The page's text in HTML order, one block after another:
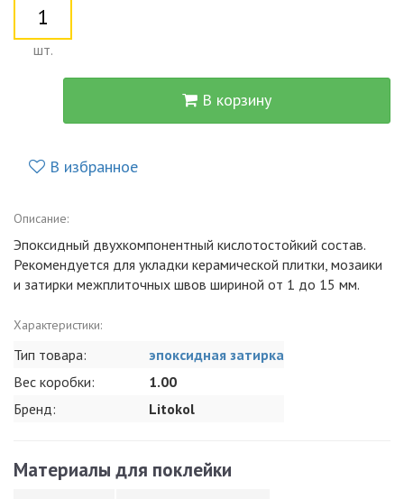
шт.
В корзину
В избранное
Описание:
Эпоксидный двухкомпонентный кислотостойкий состав.
Рекомендуется для укладки керамической плитки, мозаики
и затирки межплиточных швов шириной от 1 до 15 мм.
Характеристики:
Тип товара:
эпоксидная затирка
Вес коробки:
1.00
Бренд:
Litokol
Материалы для поклейки